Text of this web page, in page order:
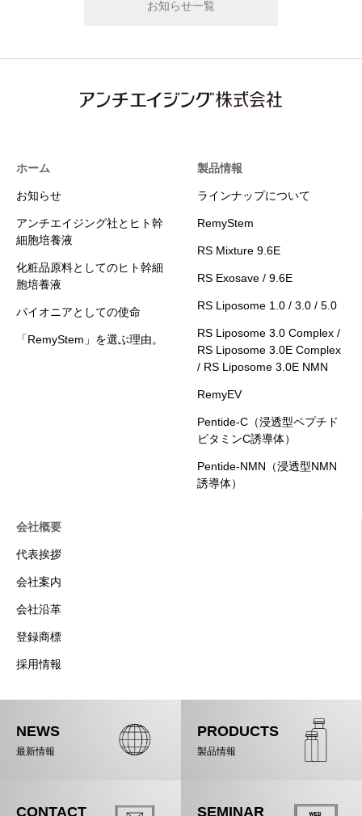
お知らせ一覧
ホーム
お知らせ
アンチエイジング社とヒト幹
細胞培養液
化粧品原料としてのヒト幹細
胞培養液
パイオニアとしての使命
「RemyStem」を選ぶ理由。
製品情報
ラインナップについて
RemyStem
RS Mixture 9.6E
RS Exosave / 9.6E
RS Liposome 1.0 / 3.0 / 5.0
RS Liposome 3.0 Complex /
RS Liposome 3.0E Complex
/ RS Liposome 3.0E NMN
RemyEV
Pentide-C（浸透型ペプチド
ビタミンC誘導体）
Pentide-NMN（浸透型NMN
誘導体）
会社概要
代表挨拶
会社案内
会社沿革
登録商標
採用情報
NEWS
最新情報
PRODUCTS
製品情報
CONTACT SEMINAR